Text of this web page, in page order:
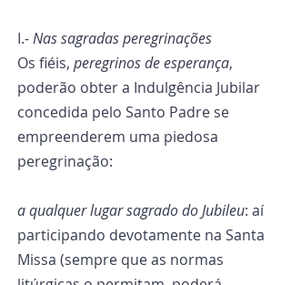
I.- Nas sagradas peregrinações
Os fiéis, peregrinos de esperança,
poderão obter a Indulgência Jubilar
concedida pelo Santo Padre se
empreenderem uma piedosa
peregrinação:
a qualquer lugar sagrado do Jubileu: aí
participando devotamente na Santa
Missa (sempre que as normas